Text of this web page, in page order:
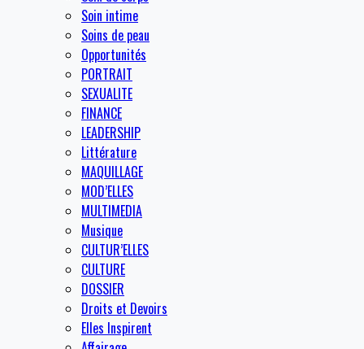
Soin intime
Soins de peau
Opportunités
PORTRAIT
SEXUALITE
FINANCE
LEADERSHIP
Littérature
MAQUILLAGE
MOD’ELLES
MULTIMEDIA
Musique
CULTUR’ELLES
CULTURE
DOSSIER
Droits et Devoirs
Elles Inspirent